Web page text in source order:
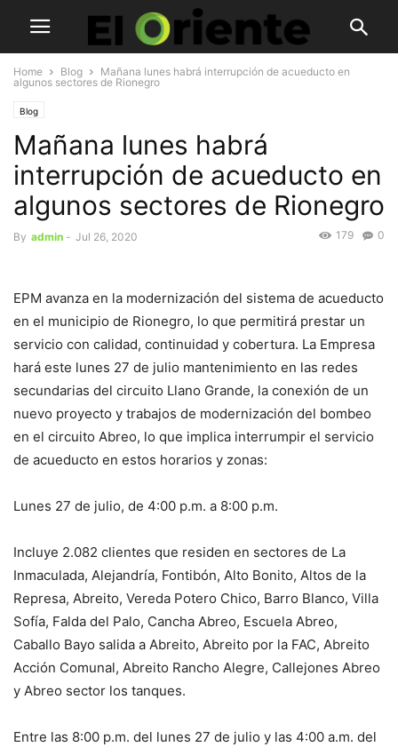
Home Blog
Mañana lunes habrá interrupción de acueducto en
algunos sectores de Rionegro
Blog
Mañana lunes habrá
interrupción de acueducto en
algunos sectores de Rionegro
By admin - Jul 26, 2020 0
179
EPM avanza en la modernización del sistema de acueducto
en el municipio de Rionegro, lo que permitirá prestar un
servicio con calidad, continuidad y cobertura. La Empresa
hará este lunes 27 de julio mantenimiento en las redes
secundarias del circuito Llano Grande, la conexión de un
nuevo proyecto y trabajos de modernización del bombeo
en el circuito Abreo, lo que implica interrumpir el servicio
de acueducto en estos horarios y zonas:
Lunes 27 de julio, de 4:00 p.m. a 8:00 p.m.
Incluye 2.082 clientes que residen en sectores de La
Inmaculada, Alejandría, Fontibón, Alto Bonito, Altos de la
Represa, Abreito, Vereda Potero Chico, Barro Blanco, Villa
Sofía, Falda del Palo, Cancha Abreo, Escuela Abreo,
Caballo Bayo salida a Abreito, Abreito por la FAC, Abreito
Acción Comunal, Abreito Rancho Alegre, Callejones Abreo
y Abreo sector los tanques.
Entre las 8:00 p.m. del lunes 27 de julio y las 4:00 a.m. del